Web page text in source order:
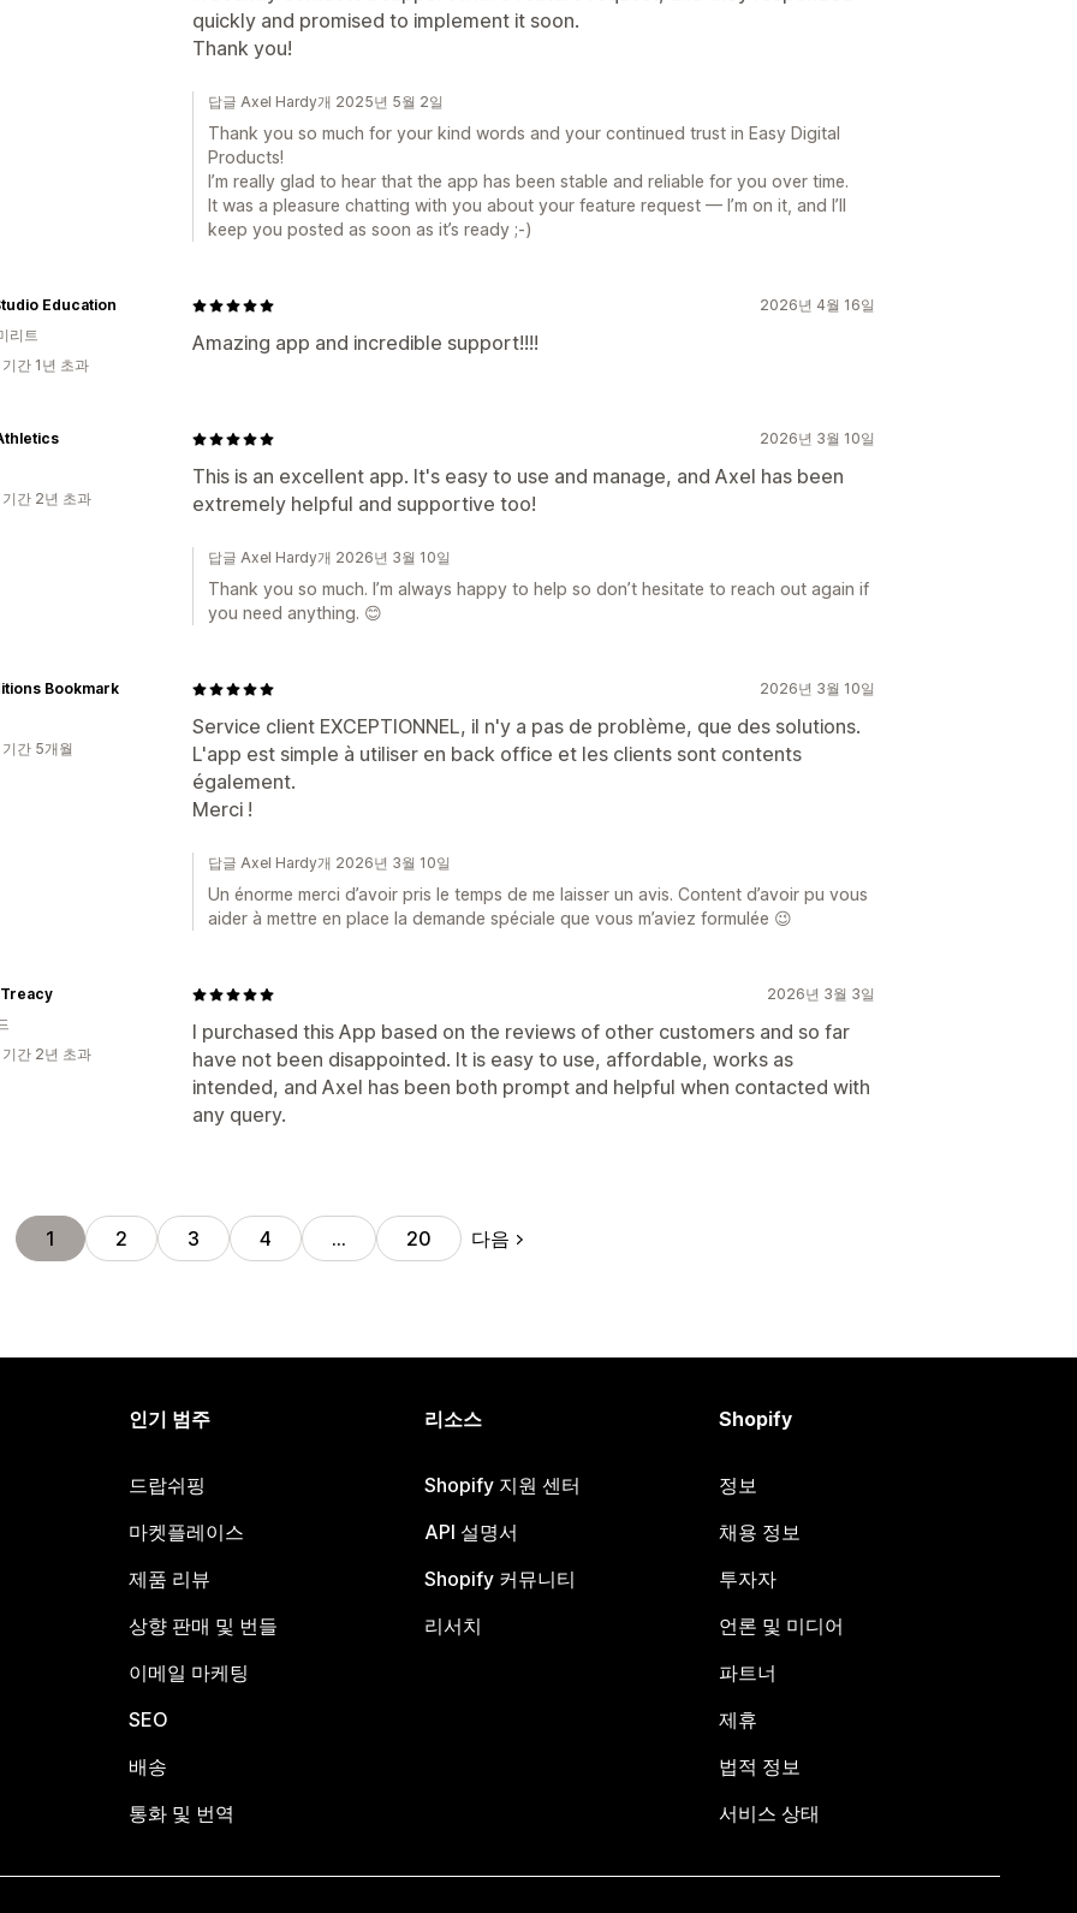
quickly and promised to implement it soon.
Thank you!
답글 Axel Hardy개 2025년 5월 2일
Thank you so much for your kind words and your continued trust in Easy Digital
Products!
I’m really glad to hear that the app has been stable and reliable for you over time.
It was a pleasure chatting with you about your feature request — I’m on it, and I’ll
keep you posted as soon as it’s ready ;-)
2026년 4월 16일
Amazing app and incredible support!!!!
Education
리트
간 1년 초과
2026년 3월 10일
This is an excellent app. It's easy to use and manage, and Axel has been
extremely helpful and supportive too!
간 2년 초과
답글 Axel Hardy개 2026년 3월 10일
Thank you so much. I’m always happy to help so don’t hesitate to reach out again if
you need anything. 😊
2026년 3월 10일
Service client EXCEPTIONNEL, il n'y a pas de problème, que des solutions.
L'app est simple à utiliser en back office et les clients sont contents
également.
Merci !
Bookmark
간 5개월
답글 Axel Hardy개 2026년 3월 10일
Un énorme merci d’avoir pris le temps de me laisser un avis. Content d’avoir pu vous
aider à mettre en place la demande spéciale que vous m’aviez formulée 😉
2026년 3월 3일
I purchased this App based on the reviews of other customers and so far
have not been disappointed. It is easy to use, affordable, works as
intended, and Axel has been both prompt and helpful when contacted with
any query.
간 2년 초과
1 2 3 4 … 20 다음
인기 범주
드랍쉬핑
마켓플레이스
제품 리뷰
상향 판매 및 번들
이메일 마케팅
SEO
배송
통화 및 번역
리소스
Shopify 지원 센터
API 설명서
Shopify 커뮤니티
리서치
Shopify
정보
채용 정보
투자자
언론 및 미디어
파트너
제휴
법적 정보
서비스 상태